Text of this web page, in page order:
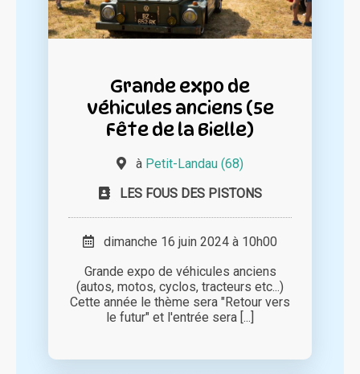
Grande expo de
véhicules anciens (5e
Fête de la Bielle)
à Petit-Landau (68)
LES FOUS DES PISTONS
dimanche 16 juin 2024 à 10h00
Grande expo de véhicules anciens
(autos, motos, cyclos, tracteurs etc...)
Cette année le thème sera "Retour vers
le futur" et l'entrée sera [...]